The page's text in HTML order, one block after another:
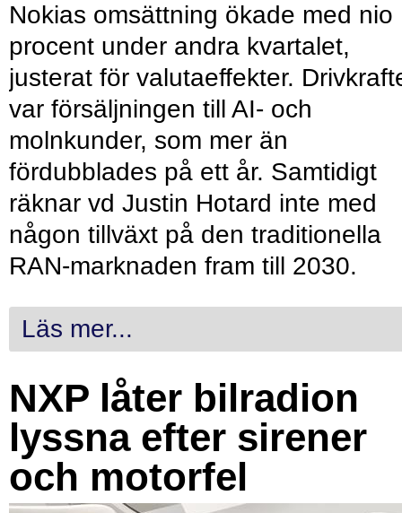
Nokias omsättning ökade med nio
procent under andra kvartalet,
justerat för valutaeffekter.
var försäljningen till AI- och
molnkunder, som mer än
fördubblades på ett år. Samtidigt
räknar vd Justin Hotard inte med
någon tillväxt på den traditionella
RAN-marknaden fram till 2030.
Läs mer...
NXP låter bilradion
lyssna efter sirener
och motorfel